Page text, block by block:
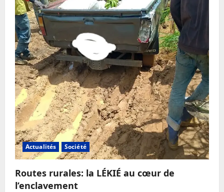
Actualités Société
Routes rurales: la LÉKIÉ au cœur de
l’enclavement